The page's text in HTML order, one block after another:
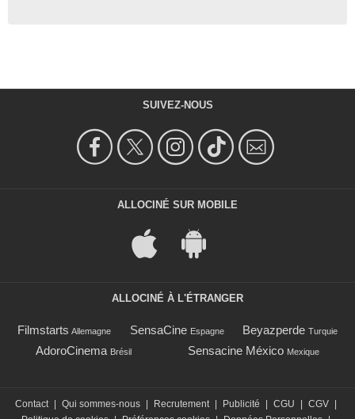
SUIVEZ-NOUS
ALLOCINÉ SUR MOBILE
ALLOCINÉ À L'ÉTRANGER
Filmstarts Allemagne SensaCine Espagne Beyazperde Turquie
AdoroCinema Brésil Sensacine México Mexique
Contact | Qui sommes-nous | Recrutement | Publicité | CGU | CGV |